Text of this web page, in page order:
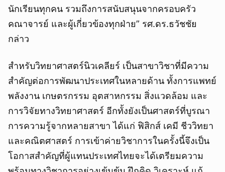
นักเรียนทุกคน รวมถึงการสนับสนุนจากครอบครัว
คณาจารย์ และผู้เกี่ยวข้องทุกฝ่าย” รศ.ดร.ธวัชชัย
กล่าว
สำหรับวิทยาศาสตร์นิวเคลียร์ เป็นสาขาวิชาที่มีความ
สำคัญต่อการพัฒนาประเทศในหลายด้าน ทั้งการแพทย์
พลังงาน เกษตรกรรม อุตสาหกรรม สิ่งแวดล้อม และ
การวิจัยทางวิทยาศาสตร์ อีกทั้งยังเป็นศาสตร์ที่บูรณา
การความรู้จากหลายสาขา ได้แก่ ฟิสิกส์ เคมี ชีววิทยา
และคณิตศาสตร์ การเข้าค่ายวิชาการในครั้งนี้จึงเป็น
โอกาสสำคัญที่ผู้แทนประเทศไทยจะได้เตรียมความ